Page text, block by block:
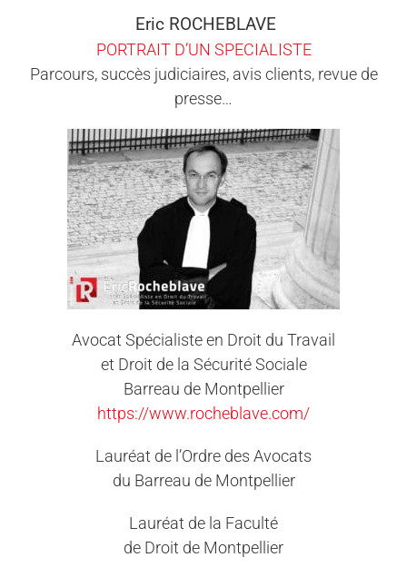
Eric ROCHEBLAVE
PORTRAIT D’UN SPECIALISTE
Parcours, succès judiciaires, avis clients, revue de
presse…
Avocat Spécialiste en Droit du Travail
et Droit de la Sécurité Sociale
Barreau de Montpellier
https://www.rocheblave.com/
Lauréat de l’Ordre des Avocats
du Barreau de Montpellier
Lauréat de la Faculté
de Droit de Montpellier